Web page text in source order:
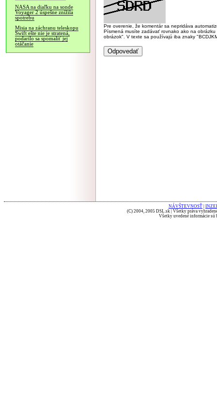
NASA na diaľku na sonde
Voyager 2 úspešne znížila
spotrebu
Misia na záchranu teleskopu
Swift ešte nie je stratená,
podarilo sa spomaliť jej
otáčanie
Pre overenie, že komentár sa nepridáva
Písmená musíte zadávať rovnako ako na
obrázok". V texte sa používajú iba znaky
NÁVŠTEVNOSŤ
(C) 2004, 2005 DSL.sk | Všetky práva
Všetky uvedené informácie sú